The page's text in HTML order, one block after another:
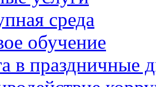
среда
обучение
в праздничные